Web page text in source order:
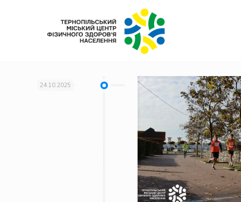
24.10.2025